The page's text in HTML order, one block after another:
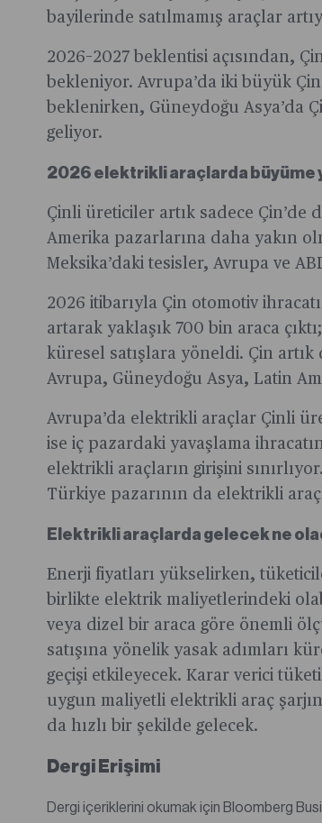
bayilerinde satılmamış araçlar
2026–2027 beklentisi açısından,
bekleniyor. Avrupa’da iki büyük
beklenirken, Güneydoğu Asya’da
geliyor.
2026 elektrikli araçlarda büyüme
Çinli üreticiler artık sadece
Amerika pazarlarına daha yakın
Meksika’daki tesisler, Avrupa ve
2026 itibarıyla Çin otomotiv
artarak yaklaşık 700 bin araca
küresel satışlara yöneldi. Çin
Avrupa, Güneydoğu Asya, Latin
Avrupa’da elektrikli araçlar Çinli
ise iç pazardaki yavaşlama
elektrikli araçların girişini
Türkiye pazarının da elektrikli
Elektrikli araçlarda gelecek ne
Enerji fiyatları yükselirken,
birlikte elektrik maliyetlerindeki
veya dizel bir araca göre önemli
satışına yönelik yasak adımları
geçişi etkileyecek. Karar verici
uygun maliyetli elektrikli araç
da hızlı bir şekilde gelecek.
Dergi Erişimi
Dergi içeriklerini okumak için Bloomberg Businessweek Türkiye dijital dergisine abone olmanız gerekmektedir.Abone